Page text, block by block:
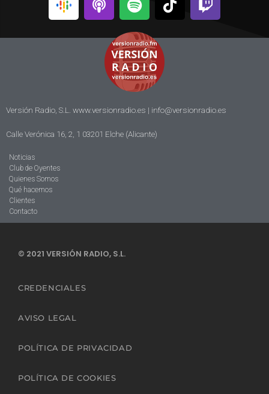
Versión Radio, S.L. www.versionradio.es | info@versionradio.es
Calle Verónica 16, 2, 1 03201 Elche (Alicante)
Noticias
Club de Oyentes
Quienes Somos
Qué hacemos
Clientes
Contacto
© 2021 VERSIÓN RADIO, S.L.
CREDENCIALES
AVISO LEGAL
POLÍTICA DE PRIVACIDAD
POLÍTICA DE COOKIES